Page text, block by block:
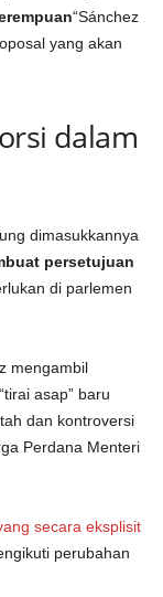
“Sánchez
yang akan
dalam
dimasukkannya
persetujuan
di parlemen
mengambil
asap” baru
dan kontroversi
Perdana Menteri
secara eksplisit
perubahan